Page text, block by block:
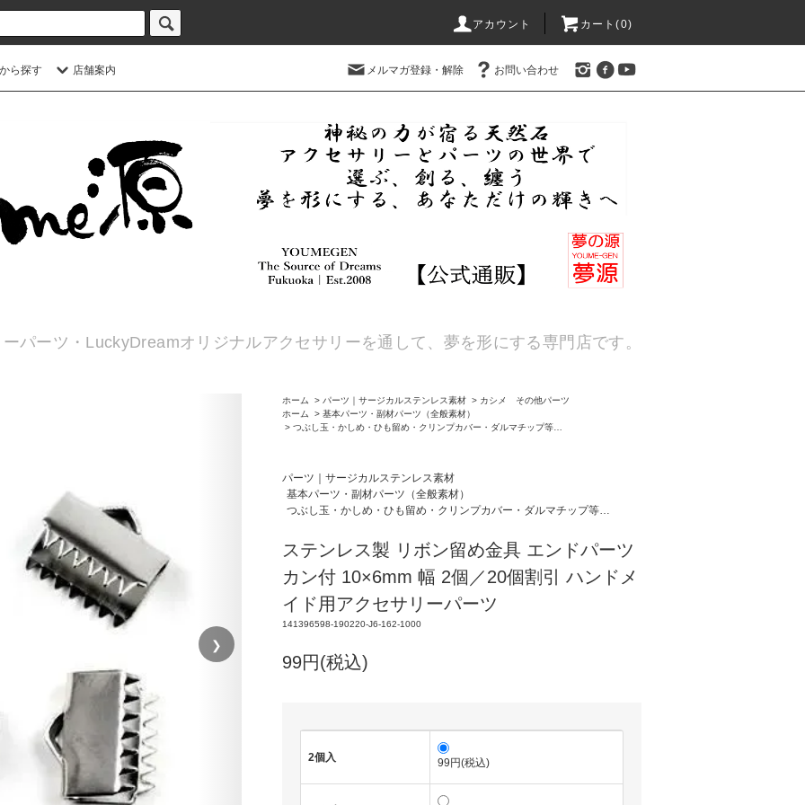
アカウント カート(0)
ら探す 店舗案内 メルマガ登録・解除 お問い合わせ
パーツ・LuckyDreamオリジナルアクセサリーを通して、夢を形にする専門店です。
❯
ホーム > パーツ｜サージカルステンレス素材 > カシメ その他パーツ
ホーム
> 基本パーツ・副材パーツ（全般素材）
> つぶし玉・かしめ・ひも留め・クリンプカバー・ダルマチップ等…
パーツ｜サージカルステンレス素材
基本パーツ・副材パーツ（全般素材）
つぶし玉・かしめ・ひも留め・クリンプカバー・ダルマチップ等…
ステンレス製 リボン留め金具 エンドパーツ
カン付 10×6mm 幅 2個／20個割引 ハンドメ
イド用アクセサリーパーツ
141396598-190220-J6-162-1000
99円(税込)
2個入 99円(税込)